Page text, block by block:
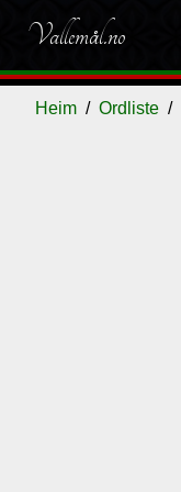
Vallemål.no
Heim Ordliste